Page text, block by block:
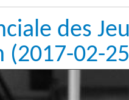
des
(2017-02-